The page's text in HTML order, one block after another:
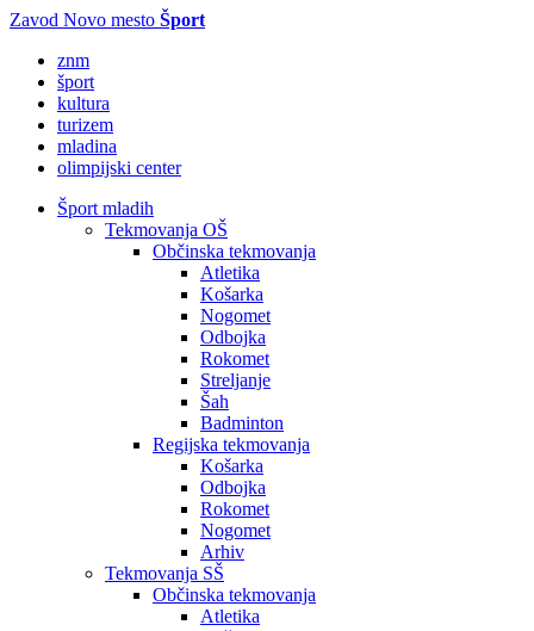
Zavod Novo mesto Šport
znm
šport
kultura
turizem
mladina
olimpijski center
Šport mladih
Tekmovanja OŠ
Občinska tekmovanja
Atletika
Košarka
Nogomet
Odbojka
Rokomet
Streljanje
Šah
Badminton
Regijska tekmovanja
Košarka
Odbojka
Rokomet
Nogomet
Arhiv
Tekmovanja SŠ
Občinska tekmovanja
Atletika